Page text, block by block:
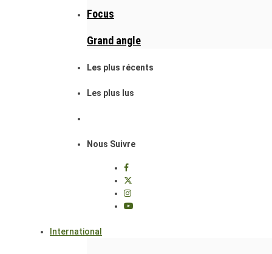
Focus
Grand angle
Les plus récents
Les plus lus
Nous Suivre
International